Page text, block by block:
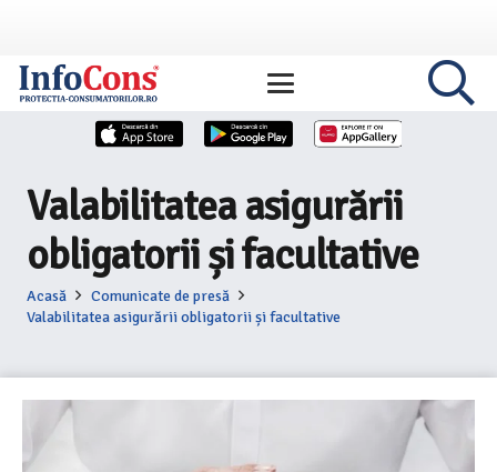
Valabilitatea asigurării
obligatorii și facultative
Acasă
Comunicate de presă
Valabilitatea asigurării obligatorii și facultative